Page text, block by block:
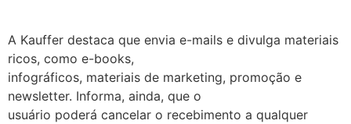
A Kauffer destaca que envia e-mails e divulga materiais
ricos, como e-books,
infográficos, materiais de marketing, promoção e
newsletter. Informa, ainda, que o
usuário poderá cancelar o recebimento a qualquer